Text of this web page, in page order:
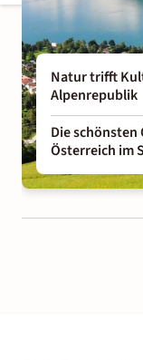
Natur trifft
Alpenrepublik
Die schönsten
Österreich im